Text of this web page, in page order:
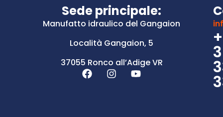
Sede principale:
Manufatto idraulico del Gangaion
Località Gangaion, 5
37055 Ronco all’Adige VR
+